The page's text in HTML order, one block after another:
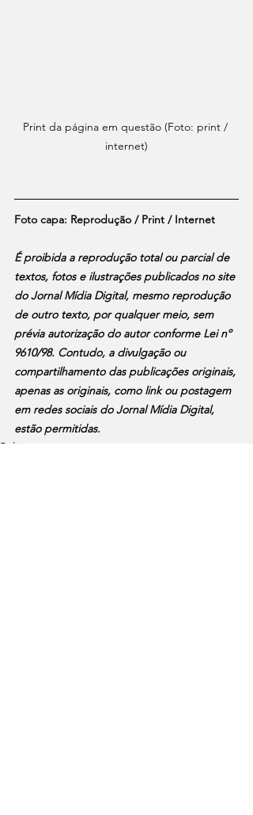
Print da página em questão (Foto: print /
internet)
Foto capa: Reprodução / Print / Internet
É proibida a reprodução total ou parcial de
textos, fotos e ilustrações publicados no site
do Jornal Mídia Digital, mesmo reprodução
de outro texto, por qualquer meio, sem
prévia autorização do autor conforme Lei nº
9610/98. Contudo, a divulgação ou
compartilhamento das publicações originais,
apenas as originais, como link ou postagem
em redes sociais do Jornal Mídia Digital,
estão permitidas.
Política